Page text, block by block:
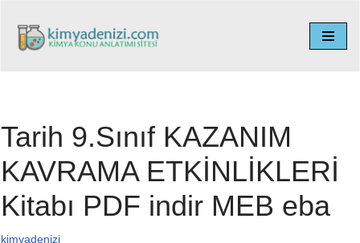
İçeriğe
Tarih 9.Sınıf KAZANIM
KAVRAMA ETKİNLİKLERİ
Kitabı PDF indir MEB eba
kimyadenizi